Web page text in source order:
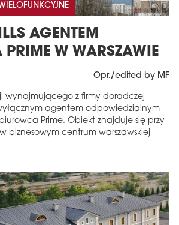
AGENTEM
W WARSZAWIE
Opr./edited by MF
wynajmującego z firmy doradczej
agentem odpowiedzialnym
Prime. Obiekt znajduje się przy
biznesowym centrum warszawskiej